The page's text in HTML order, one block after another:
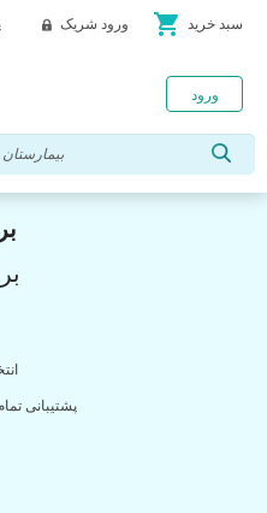
ورود شریک shopping_cart سبد خرید
ورود
پشتیبانی